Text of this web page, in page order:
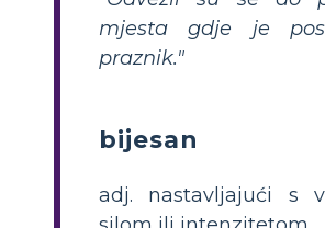
mjesta gdje je
praznik."
bijesan
adj. nastavljajući s